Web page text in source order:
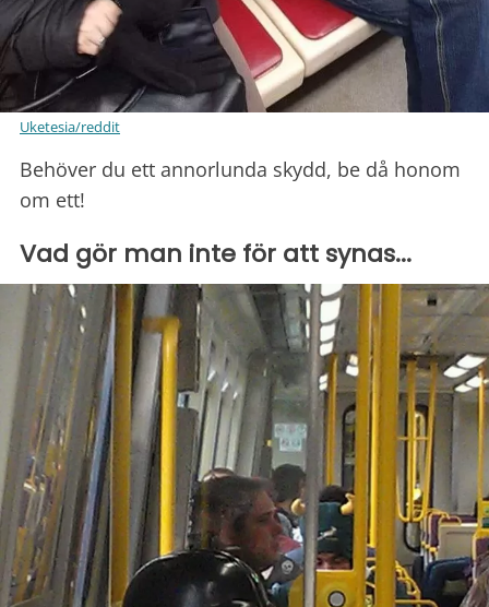
Uketesia/reddit
Behöver du ett annorlunda skydd, be då honom
om ett!
Vad gör man inte för att synas...